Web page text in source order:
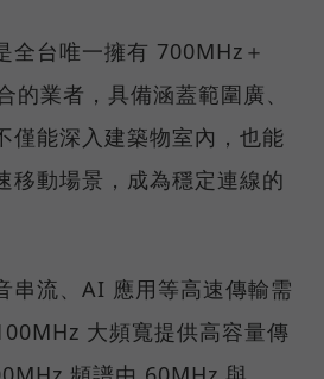
全台唯一擁有 700MHz＋
的業者，具備涵蓋範圍廣、
僅能深入建築物室內，也能
移動場景，成為穩定連線的
串流、AI 應用等高速傳輸需
大頻寬提供高容量傳